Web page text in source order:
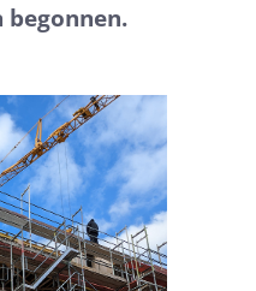
begonnen.